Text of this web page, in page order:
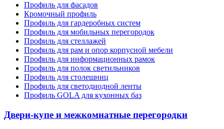
Профиль для фасадов
Кромочный профиль
Профиль для гардеробных систем
Профиль для мобильных перегородок
Профиль для стеллажей
Профиль для рам и опор корпусной мебели
Профиль для информационных рамок
Профиль для полок светильников
Профиль для столешниц
Профиль для светодиодной ленты
Профиль GOLA для кухонных баз
Двери-купе и межкомнатные перегородки